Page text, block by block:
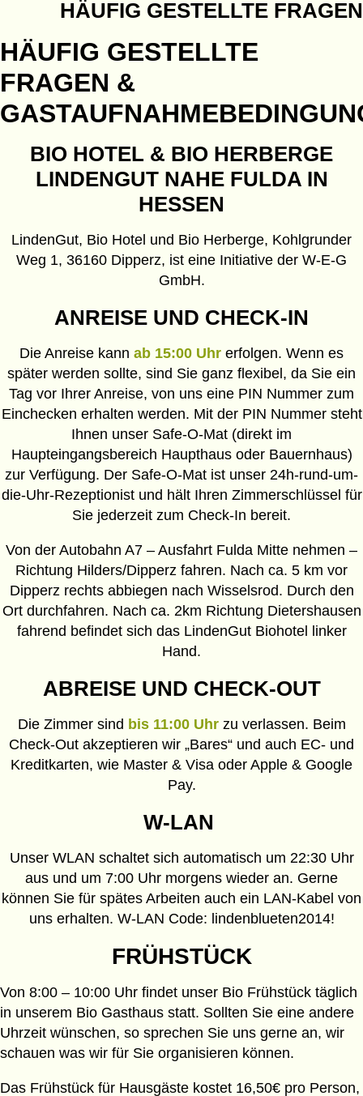
HÄUFIG GESTELLTE FRAGEN
HÄUFIG GESTELLTE
FRAGEN &
BIO HOTEL & BIO HERBERGE
LINDENGUT NAHE FULDA IN
HESSEN
LindenGut, Bio Hotel und Bio Herberge, Kohlgrunder
Weg 1, 36160 Dipperz, ist eine Initiative der W-E-G
GmbH.
ANREISE UND CHECK-IN
Die Anreise kann ab 15:00 Uhr erfolgen. Wenn es
später werden sollte, sind Sie ganz flexibel, da Sie ein
Tag vor Ihrer Anreise, von uns eine PIN Nummer zum
Einchecken erhalten werden. Mit der PIN Nummer steht
Ihnen unser Safe-O-Mat (direkt im
Haupteingangsbereich Haupthaus oder Bauernhaus)
zur Verfügung. Der Safe-O-Mat ist unser 24h-rund-um-
die-Uhr-Rezeptionist und hält Ihren Zimmerschlüssel für
Sie jederzeit zum Check-In bereit.
Von der Autobahn A7 – Ausfahrt Fulda Mitte nehmen –
Richtung Hilders/Dipperz fahren. Nach ca. 5 km vor
Dipperz rechts abbiegen nach Wisselsrod. Durch den
Ort durchfahren. Nach ca. 2km Richtung Dietershausen
fahrend befindet sich das LindenGut Biohotel linker
Hand.
ABREISE UND CHECK-OUT
Die Zimmer sind bis 11:00 Uhrzu verlassen. Beim
Check-Out akzeptieren wir „Bares“ und auch EC- und
Kreditkarten, wie Master & Visa oder Apple & Google
Pay.
W-LAN
Unser WLAN schaltet sich automatisch um 22:30 Uhr
aus und um 7:00 Uhr morgens wieder an. Gerne
können Sie für spätes Arbeiten auch ein LAN-Kabel von
uns erhalten. W-LAN Code: lindenblueten2014!
FRÜHSTÜCK
Von 8:00 – 10:00 Uhr findet unser Bio Frühstück täglich
in unserem Bio Gasthaus statt. Sollten Sie eine andere
Uhrzeit wünschen, so sprechen Sie uns gerne an, wir
schauen was wir für Sie organisieren können.
Das Frühstück für Hausgäste kostet 16,50€ pro Person,